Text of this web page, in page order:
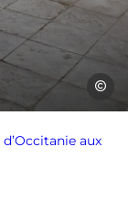
aux